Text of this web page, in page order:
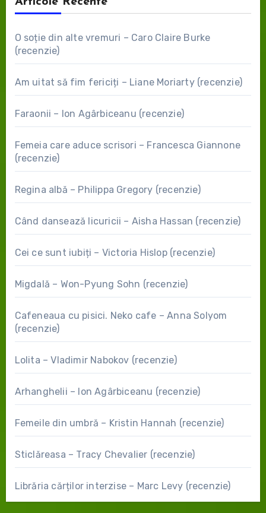
O soție din alte vremuri – Caro Claire Burke
(recenzie)
Am uitat să fim fericiți – Liane Moriarty (recenzie)
Faraonii – Ion Agârbiceanu (recenzie)
Femeia care aduce scrisori – Francesca Giannone
(recenzie)
Regina albă – Philippa Gregory (recenzie)
Când dansează licuricii – Aisha Hassan (recenzie)
Cei ce sunt iubiți – Victoria Hislop (recenzie)
Migdală – Won-Pyung Sohn (recenzie)
Cafeneaua cu pisici. Neko cafe – Anna Solyom
(recenzie)
Lolita – Vladimir Nabokov (recenzie)
Arhanghelii – Ion Agârbiceanu (recenzie)
Femeile din umbră – Kristin Hannah (recenzie)
Sticlăreasa – Tracy Chevalier (recenzie)
Librăria cărților interzise – Marc Levy (recenzie)